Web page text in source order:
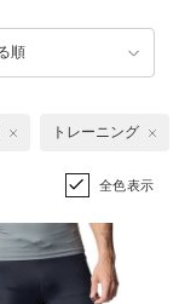
順
トレーニング
全色表示